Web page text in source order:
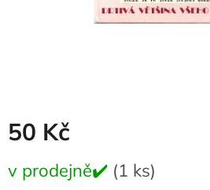
50 Kč
cena:
v prodejně✔️ (1 ks)